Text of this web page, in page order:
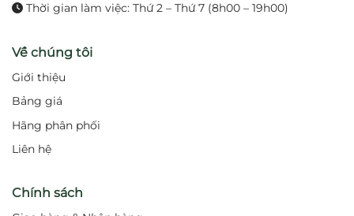
Thời gian làm việc: Thứ 2 – Thứ 7 (8h00 – 19h00)
Về chúng tôi
Giới thiệu
Bảng giá
Hãng phân phối
Liên hệ
Chính sách